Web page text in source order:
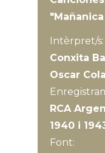
Intèrpret/s:
Conxita
Oscar
RCA
1940 i
Font: